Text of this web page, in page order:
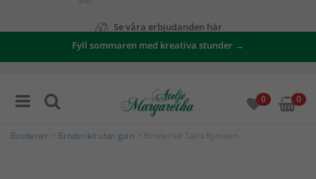
Se våra erbjudanden här
Fyll sommaren med kreativa stunder →
0 0
Broderier Broderikit utan garn > Broderikit Tavla Rymden